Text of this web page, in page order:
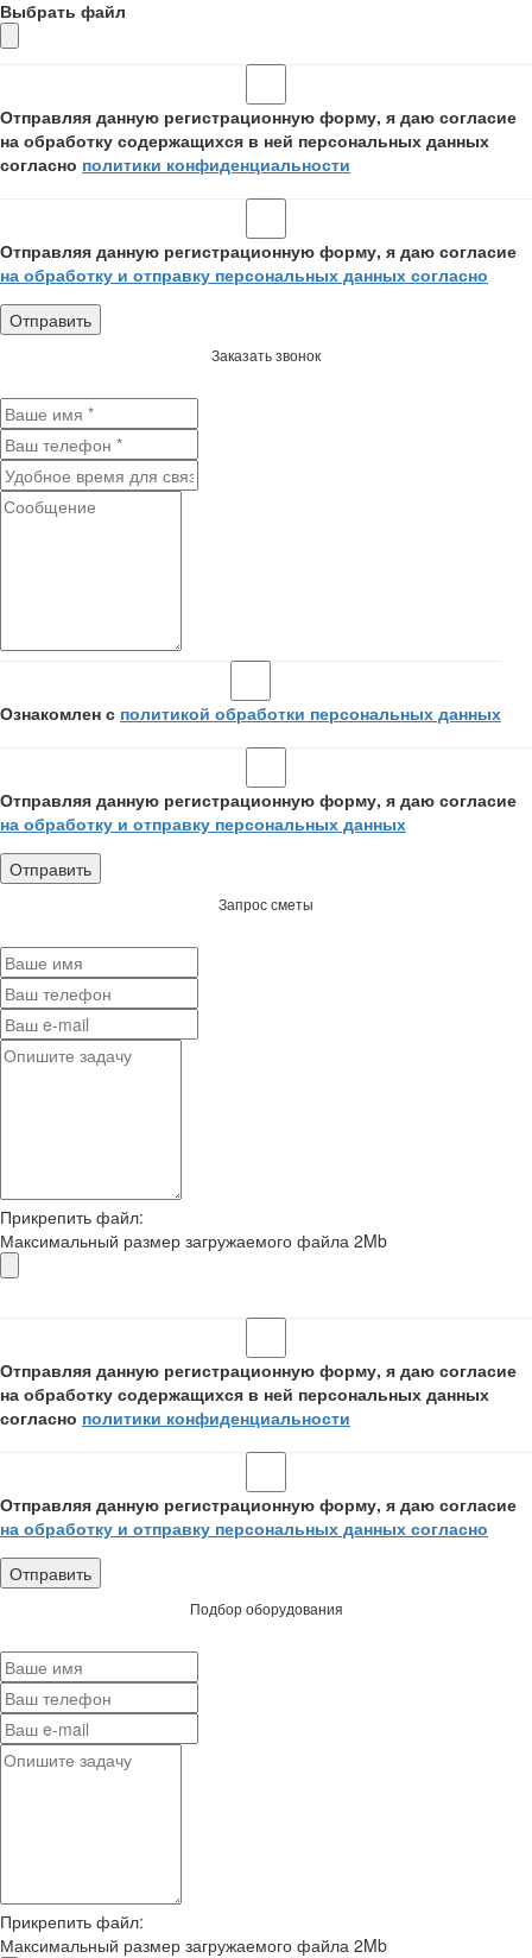
Выбрать файл
Отправляя данную регистрационную форму, я даю согласие
на обработку содержащихся в ней персональных данных
согласно политики конфиденциальности
Отправляя данную регистрационную форму, я даю согласие
на обработку и отправку персональных данных согласно
Заказать звонок
Ознакомлен с политикой обработки персональных данных
Отправляя данную регистрационную форму, я даю согласие
на обработку и отправку персональных данных
Запрос сметы
Прикрепить файл:
Максимальный размер загружаемого файла 2Mb
Отправляя данную регистрационную форму, я даю согласие
на обработку содержащихся в ней персональных данных
согласно политики конфиденциальности
Отправляя данную регистрационную форму, я даю согласие
на обработку и отправку персональных данных согласно
Подбор оборудования
Прикрепить файл:
Максимальный размер загружаемого файла 2Mb